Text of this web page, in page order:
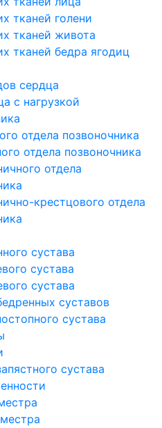
тканей голени
тканей живота
тканей бедра ягодиц
сердца
с нагрузкой
отдела позвоночника
отдела позвоночника
отдела
крестцового отдела
сустава
сустава
сустава
суставов
сустава
сустава